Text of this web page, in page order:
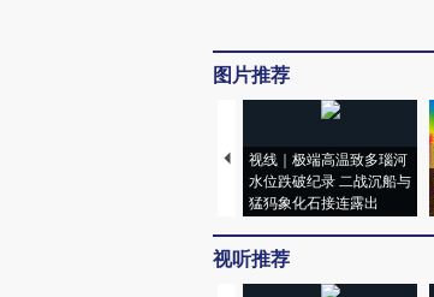
图片推荐
视线｜极端高温致多瑙河
水位跌破纪录 二战沉船与
猛犸象化石接连露出
视听推荐